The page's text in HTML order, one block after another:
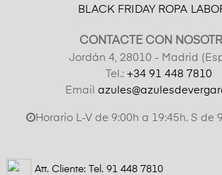
BLACK FRIDAY ROPA
CONTACTE CON
Jordán 4, 28010 - Madrid
Tel.: +34 91 448 7810
Email
Horario L-V de 9:00h a 19:45h. S de
Att. Cliente: Tel. 91 448 7810